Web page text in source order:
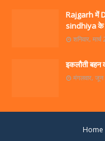
Rajgarh में
sindhiya के
शनिवार,
इकलौती बहन
मंगलवार,
Home